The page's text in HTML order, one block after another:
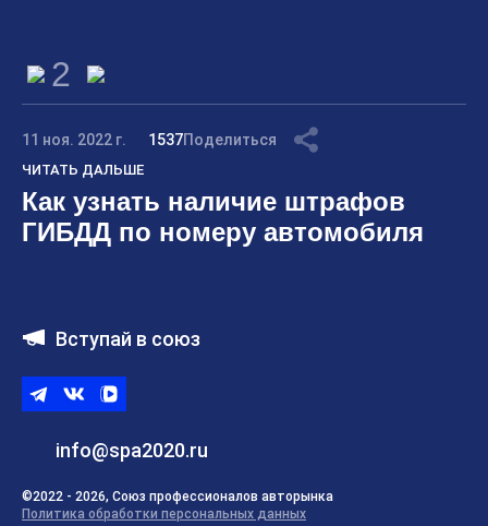
2
11 ноя. 2022 г. 1537Поделиться
ЧИТАТЬ ДАЛЬШЕ
Как узнать наличие штрафов
ГИБДД по номеру автомобиля
Вступай в союз
info@spa2020.ru
TelegramВКонтакте
ВК
©2022 - 2026, Союз профессионалов авторынка
Политика обработки персональных данных